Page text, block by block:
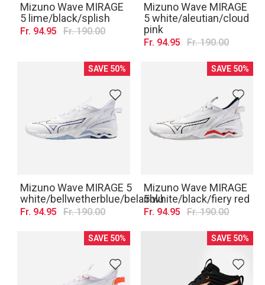
Mizuno Wave MIRAGE
5 lime/black/splish
Fr. 94.95 Fr. 190.00
Mizuno Wave MIRAGE
5 white/aleutian/cloud
pink
Fr. 94.95 Fr. 190.00
SAVE 50%
Mizuno Wave MIRAGE 5
white/bellwetherblue/belairblu
Fr. 94.95 Fr. 190.00
SAVE 50%
Mizuno Wave MIRAGE
5 white/black/fiery red
Fr. 94.95 Fr. 190.00
SAVE 50% SAVE 50%